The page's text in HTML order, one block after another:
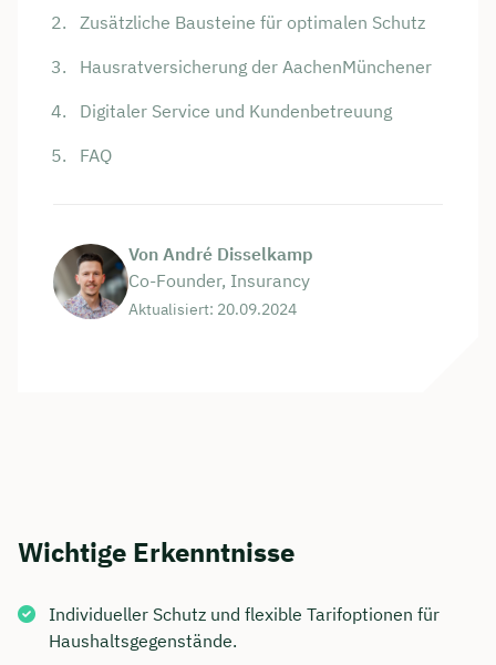
Zusätzliche Bausteine für optimalen Schutz
Hausratversicherung der AachenMünchener
Digitaler Service und Kundenbetreuung
FAQ
Von André Disselkamp
Co-Founder, Insurancy
Aktualisiert: 20.09.2024
Wichtige Erkenntnisse
Individueller Schutz und flexible Tarifoptionen für
Haushaltsgegenstände.